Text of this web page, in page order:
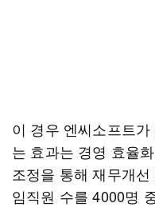
이 경우 엔씨소프트
는 효과는 경영 효율
조정을 통해 재무개
임직원 수를 4000명